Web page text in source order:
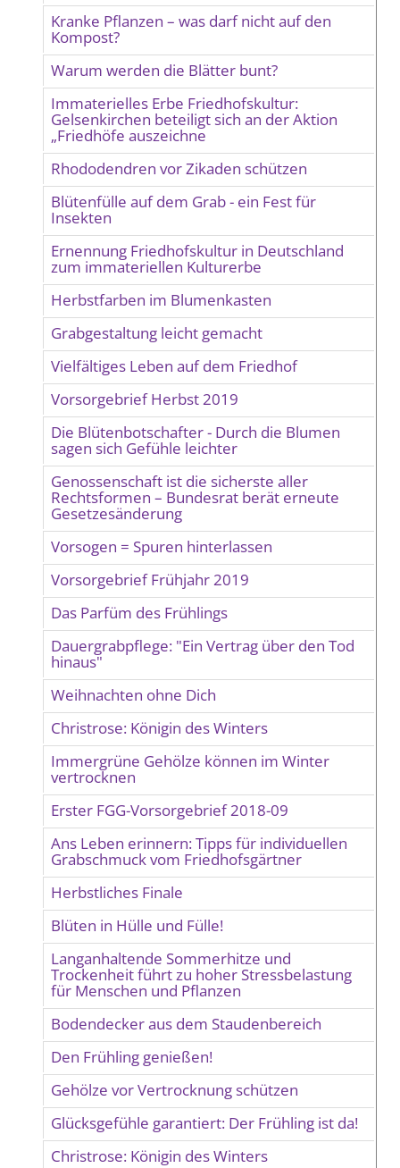
Kranke Pflanzen – was darf nicht auf den
Kompost?
Warum werden die Blätter bunt?
Immaterielles Erbe Friedhofskultur:
Gelsenkirchen beteiligt sich an der Aktion
„Friedhöfe auszeichne
Rhododendren vor Zikaden schützen
Blütenfülle auf dem Grab - ein Fest für
Insekten
Ernennung Friedhofskultur in Deutschland
zum immateriellen Kulturerbe
Herbstfarben im Blumenkasten
Grabgestaltung leicht gemacht
Vielfältiges Leben auf dem Friedhof
Vorsorgebrief Herbst 2019
Die Blütenbotschafter - Durch die Blumen
sagen sich Gefühle leichter
Genossenschaft ist die sicherste aller
Rechtsformen – Bundesrat berät erneute
Gesetzesänderung
Vorsogen = Spuren hinterlassen
Vorsorgebrief Frühjahr 2019
Das Parfüm des Frühlings
Dauergrabpflege: "Ein Vertrag über den Tod
hinaus"
Weihnachten ohne Dich
Christrose: Königin des Winters
Immergrüne Gehölze können im Winter
vertrocknen
Erster FGG-Vorsorgebrief 2018-09
Ans Leben erinnern: Tipps für individuellen
Grabschmuck vom Friedhofsgärtner
Herbstliches Finale
Blüten in Hülle und Fülle!
Langanhaltende Sommerhitze und
Trockenheit führt zu hoher Stressbelastung
für Menschen und Pflanzen
Bodendecker aus dem Staudenbereich
Den Frühling genießen!
Gehölze vor Vertrocknung schützen
Glücksgefühle garantiert: Der Frühling ist da!
Christrose: Königin des Winters